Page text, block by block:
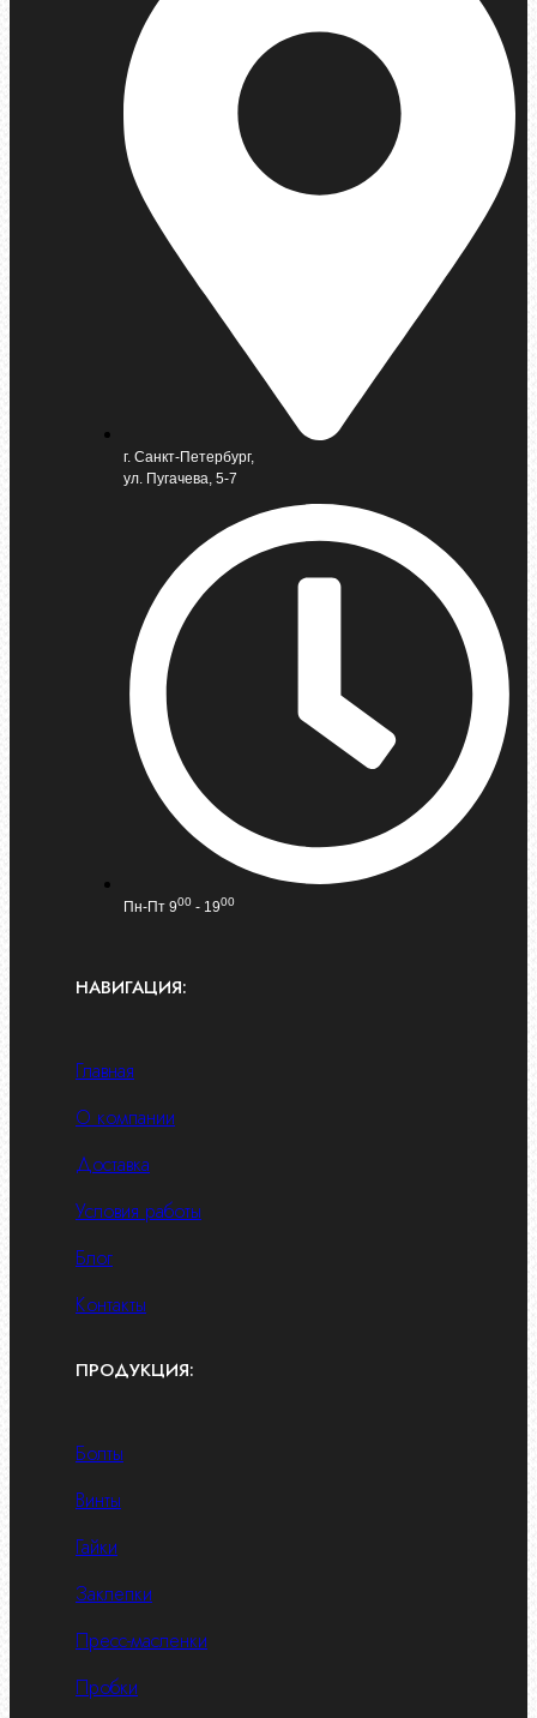
г. Санкт-Петербург,
ул. Пугачева, 5-7
Пн-Пт 900 - 1900
НАВИГАЦИЯ:
Главная
О компании
Доставка
Условия работы
Блог
Контакты
ПРОДУКЦИЯ:
Болты
Винты
Гайки
Заклепки
Пресс-масленки
Пробки